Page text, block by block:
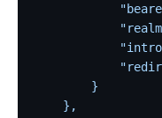
        }
    },